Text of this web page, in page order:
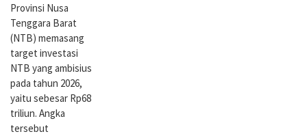
Provinsi Nusa
Tenggara Barat
(NTB) memasang
target investasi
NTB yang ambisius
pada tahun 2026,
yaitu sebesar Rp68
triliun. Angka
tersebut